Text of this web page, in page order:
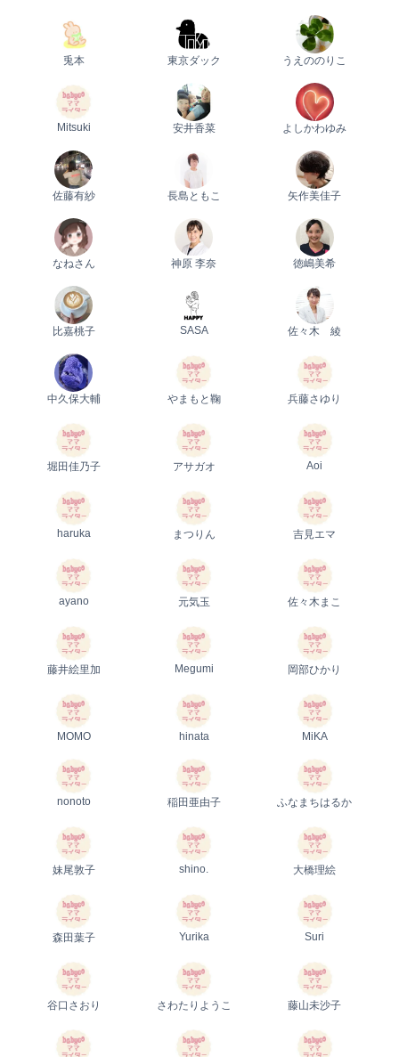
兎本 東京ダック うえののりこ
Mitsuki 安井香菜 よしかわゆみ
佐藤有紗 長島ともこ 矢作美佳子
なねさん 神原 李奈 徳嶋美希
比嘉桃子 SASA 佐々木 綾
中久保大輔 やまもと鞠 兵藤さゆり
堀田佳乃子 アサガオ Aoi
haruka まつりん 吉見エマ
ayano 元気玉 佐々木まこ
藤井絵里加 Megumi 岡部ひかり
MOMO hinata MiKA
nonoto 稲田亜由子 ふなまちはるか
妹尾敦子 shino. 大橋理絵
森田葉子 Yurika Suri
谷口さおり さわたりようこ 藤山未沙子